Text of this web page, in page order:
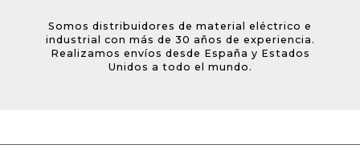
Somos distribuidores de material eléctrico e
industrial con más de 30 años de experiencia.
Realizamos envíos desde España y Estados
Unidos a todo el mundo.